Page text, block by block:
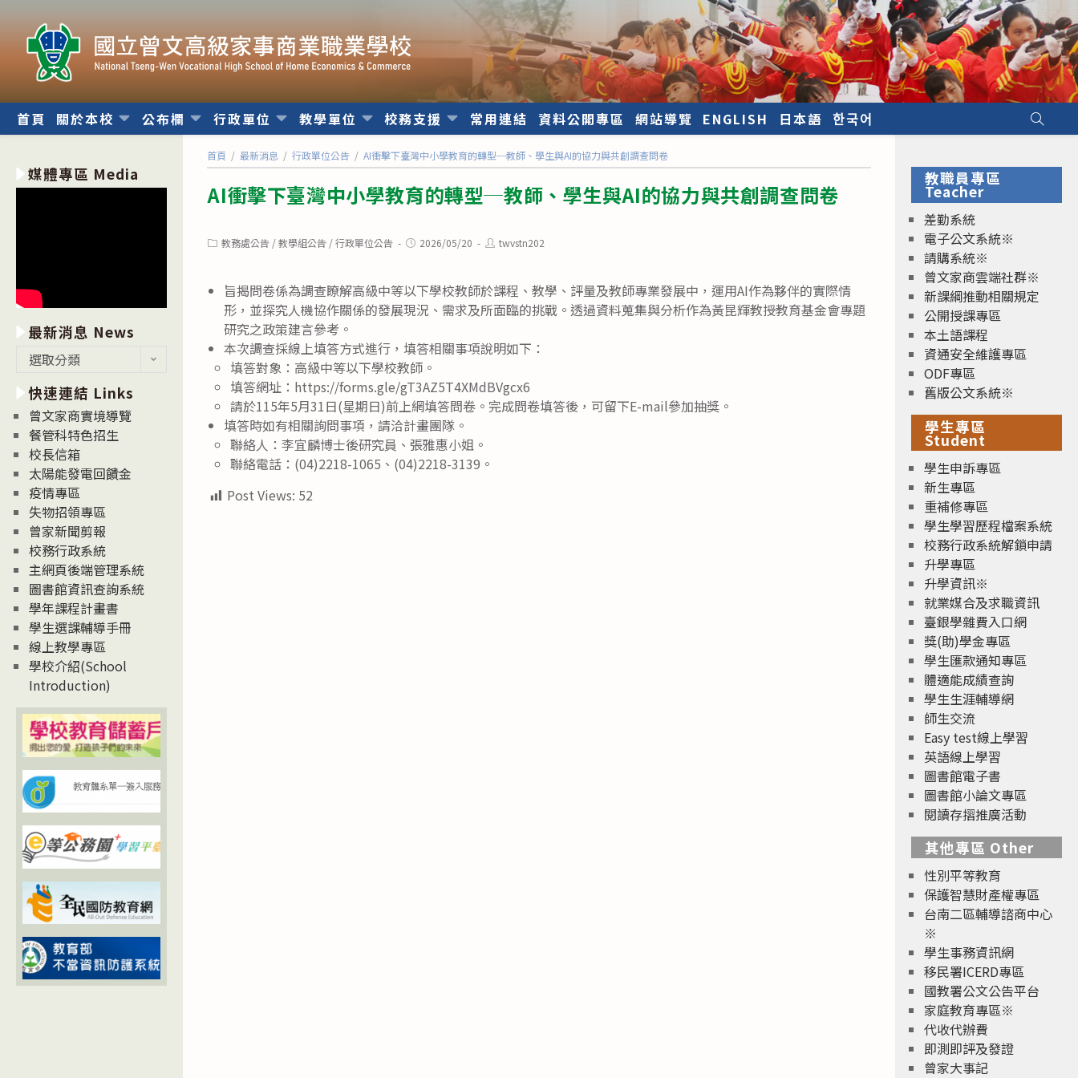
內
首頁 關於本校 公布欄 行政單位 教學單位 校務支援 常用連結 資料公開專區 網站導覽 ENGLISH 日本語 한국어
首頁 / 最新消息 / 行政單位公告 / AI衝擊下臺灣中小學教育的轉型─教師、學生與AI的協力與共創調查問卷
AI衝擊下臺灣中小學教育的轉型─教師、學生與AI的協力與共創調查問卷
Post教務處公告 / 教學組公告 / 行政單位公告
Post2026/05/20
Posttwvstn202
旨揭問卷係為調查瞭解高級中等以下學校教師於課程、教學、評量及教師專業發展中，運用AI作為夥伴的實際情
形，並探究人機協作關係的發展現況、需求及所面臨的挑戰。透過資料蒐集與分析作為黃昆輝教授教育基金會專題
研究之政策建言參考。
本次調查採線上填答方式進行，填答相關事項說明如下：
填答對象：高級中等以下學校教師。
填答網址：https://forms.gle/gT3AZ5T4XMdBVgcx6
請於115年5月31日(星期日)前上網填答問卷。完成問卷填答後，可留下E-mail參加抽獎。
填答時如有相關詢問事項，請洽計畫團隊。
聯絡人：李宜麟博士後研究員、張雅惠小姐。
聯絡電話：(04)2218-1065、(04)2218-3139。
Post Views: 52
媒體專區 Media
最新消息 News
消
息
News
選取分類
快速連結 Links
曾文家商實境導覽
餐管科特色招生
校長信箱
太陽能發電回饋金
疫情專區
失物招領專區
曾家新聞剪報
校務行政系統
主網頁後端管理系統
圖書館資訊查詢系統
學年課程計畫書
學生選課輔導手冊
線上教學專區
學校介紹(School
Introduction)
教職員專區
Teacher
差勤系統
電子公文系統※
請購系統※
曾文家商雲端社群※
新課綱推動相關規定
公開授課專區
本土語課程
資通安全維護專區
ODF專區
舊版公文系統※
學生專區
Student
學生申訴專區
新生專區
重補修專區
學生學習歷程檔案系統
校務行政系統解鎖申請
升學專區
升學資訊※
就業媒合及求職資訊
臺銀學雜費入口網
獎(助)學金專區
學生匯款通知專區
體適能成績查詢
學生生涯輔導網
師生交流
Easy test線上學習
英語線上學習
圖書館電子書
圖書館小論文專區
閱讀存摺推廣活動
其他專區 Other
性別平等教育
保護智慧財產權專區
台南二區輔導諮商中心
※
學生事務資訊網
移民署ICERD專區
國教署公文公告平台
家庭教育專區※
代收代辦費
即測即評及發證
曾家大事記